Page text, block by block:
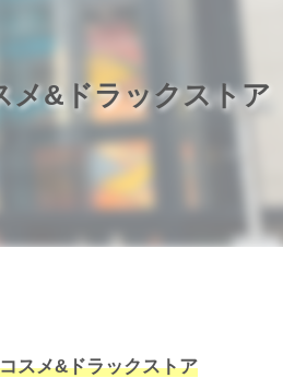
メ&ドラックストア
スメ&ドラックストア